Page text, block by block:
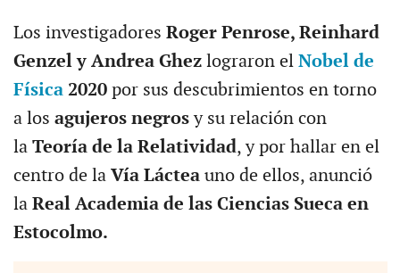
Los investigadores Roger Penrose, Reinhard
Genzel y Andrea Ghez lograron el Nobel de
Física2020por sus descubrimientos en torno
a los agujeros negrosy su relación con
laTeoría de la Relatividad, y por hallar en el
centro de la Vía Láctea uno de ellos, anunció
la Real Academia de las Ciencias Sueca en
Estocolmo.